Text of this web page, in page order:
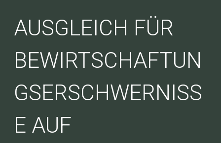
AUSGLEICH FÜR
BEWIRTSCHAFTUN
GSERSCHWERNISS
E AUF